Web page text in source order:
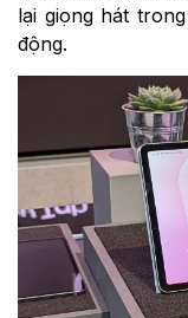
lại giọng hát
động.